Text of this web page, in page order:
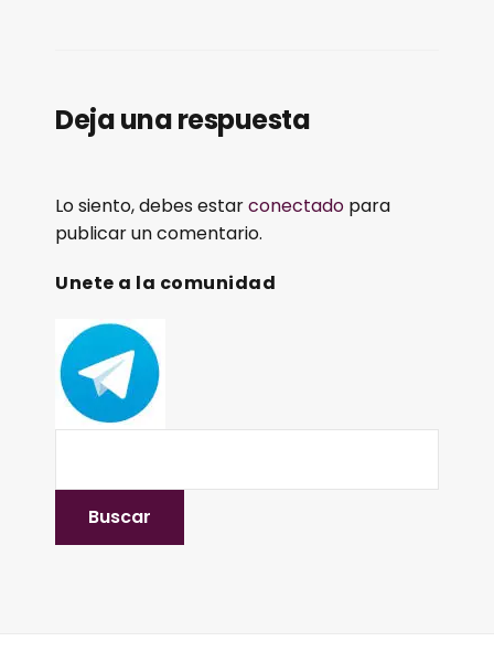
Deja una respuesta
Lo siento, debes estarconectado para
publicar un comentario.
Unete a la comunidad